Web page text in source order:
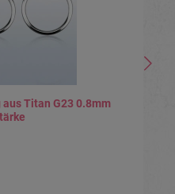
Titan G23 0.8mm